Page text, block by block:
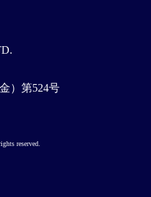
）第524号
reserved.